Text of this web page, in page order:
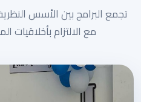
تجمع البرامج بين الأسس النظرية
مع الالتزام بأخلاقيات